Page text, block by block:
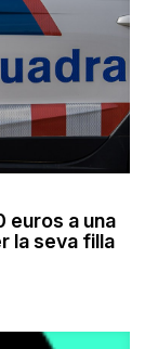
euros a una
la seva filla